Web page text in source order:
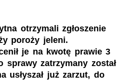
otrzymali zgłoszenie
poroży jeleni.
je na kwotę prawie 3
sprawy zatrzymany został
usłyszał już zarzut, do